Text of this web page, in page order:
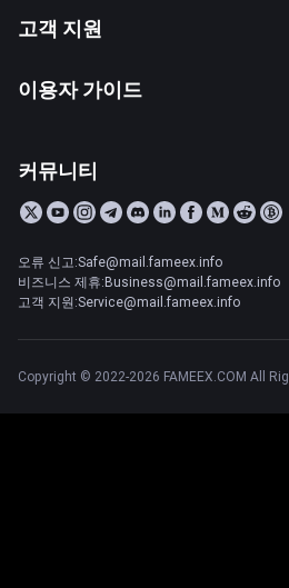
고객 지원
이용자 가이드
커뮤니티
오류 신고:Safe@mail.fameex.info
비즈니스 제휴:Business@mail.fameex.info
고객 지원:Service@mail.fameex.info
Copyright © 2022-2026 FAMEEX.COM All